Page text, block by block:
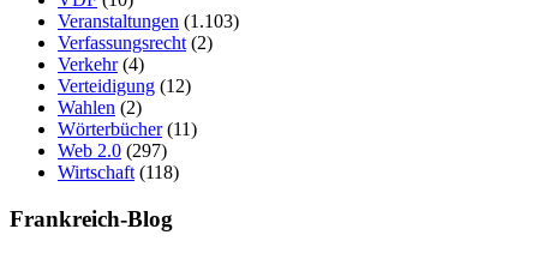
Veranstaltungen (1.103)
Verfassungsrecht(2)
Verkehr(4)
Verteidigung (12)
Wahlen (2)
Wörterbücher(11)
Web 2.0 (297)
Wirtschaft(118)
Frankreich-Blog